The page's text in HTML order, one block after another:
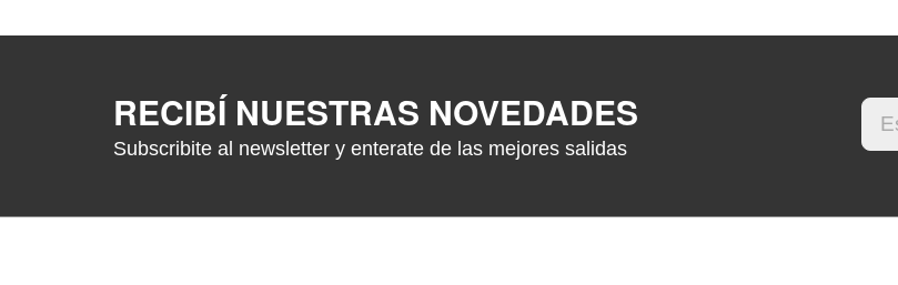
RECIBÍ NUESTRAS NOVEDADES
Subscribite al newsletter y enterate de las mejores salidas